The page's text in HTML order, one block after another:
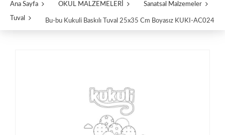
Ana Sayfa OKUL MALZEMELERİ Sanatsal Malzemeler
Tuval Bu-bu Kukuli Baskılı Tuval 25x35 Cm Boyasız KUKI-AC024